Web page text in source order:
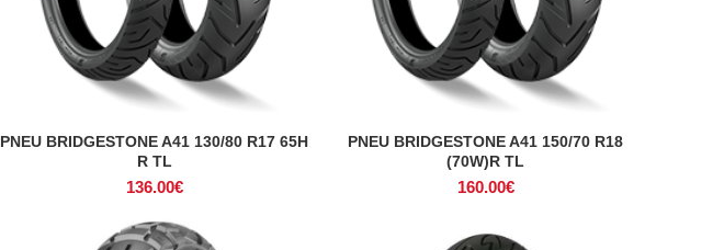
ADICIONAR
PNEU BRIDGESTONE A41 130/80 R17 65H
R TL
136.00€
ADICIONAR
PNEU BRIDGESTONE A41 150/70 R18
(70W)R TL
160.00€